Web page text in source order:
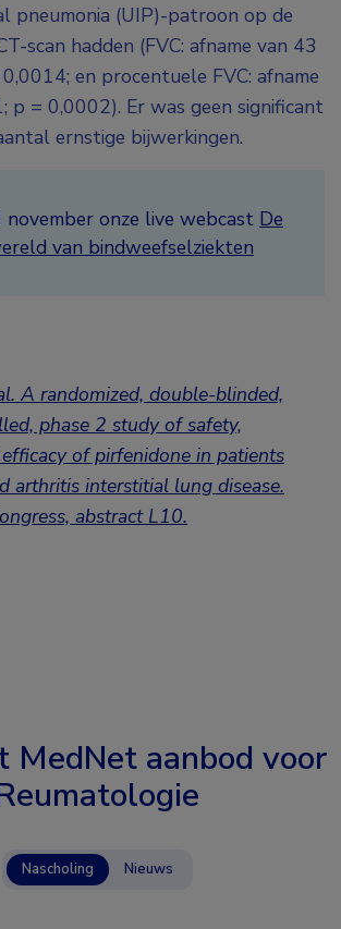
pneumonia (UIP)-patroon op de
scan hadden (FVC: afname van 43
en procentuele FVC: afname
p = 0,0002). Er was geen significant
ernstige bijwerkingen.
onze live webcast De
van bindweefselziekten
A randomized, double-blinded,
phase 2 study of safety,
of pirfenidone in patients
arthritis interstitial lung disease.
abstract L10.
MedNet aanbod voor
Nascholing Nieuws